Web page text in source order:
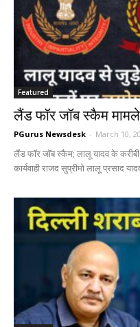
Featured
लैंड फॉर जॉब स्कैम
PGurus Newsdesk - March 10,
लैंड फॉर जॉब स्कैम; लालू यादव के
कार्यवाही राजद सुप्रीमो लालू प्रसाद